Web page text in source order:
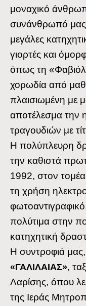
μοναχικό
συνάνθρωπό μας.
μεγάλες
γιορτές και
όπως τη
χορωδία από
πλαισιωμένη με
αποτέλεσμα την
τραγουδιών με
Η πολύπλευρη
την καθιστά
1992, στον
τη χρήση
πολύτιμα στην
κατηχητική
Η συντροφιά
«ΓΑΛΙΛΑΙΑΣ»,
Λαρίσης, όπου
της Ιεράς